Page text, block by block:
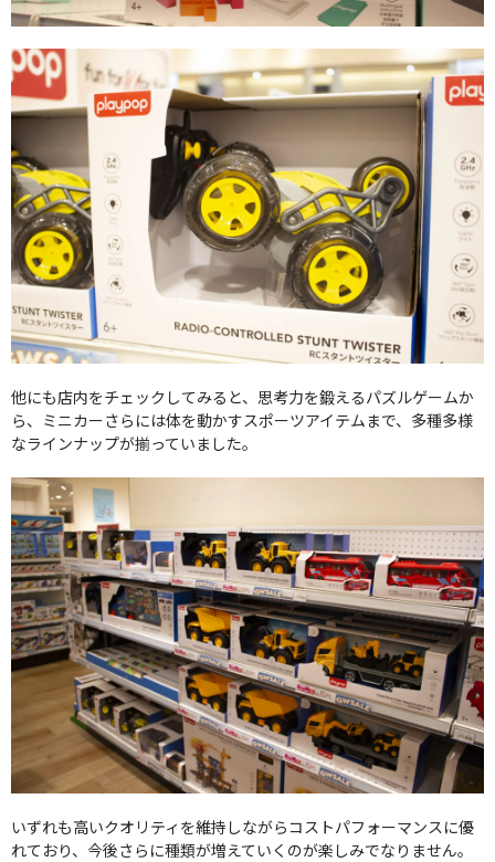
他にも店内をチェックしてみると、思考力を鍛えるパズルゲームか
ら、ミニカーさらには体を動かすスポーツアイテムまで、多種多様
なラインナップが揃っていました。
いずれも高いクオリティを維持しながらコストパフォーマンスに優
れており、今後さらに種類が増えていくのが楽しみでなりません。